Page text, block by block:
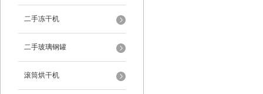
二手冻干机
二手玻璃钢罐
滚筒烘干机